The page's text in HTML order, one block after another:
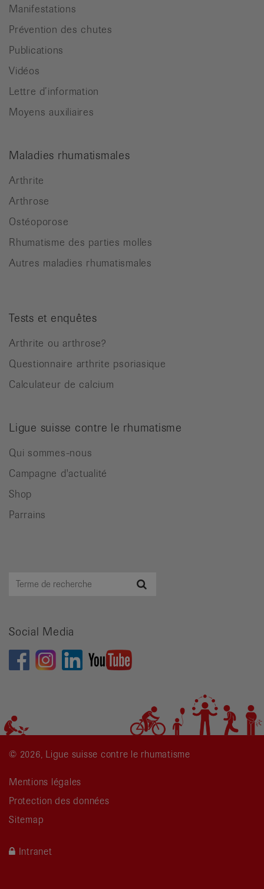
Manifestations
Prévention des chutes
Publications
Vidéos
Lettre d’information
Moyens auxiliaires
Maladies rhumatismales
Arthrite
Arthrose
Ostéoporose
Rhumatisme des parties molles
Autres maladies rhumatismales
Tests et enquêtes
Arthrite ou arthrose?
Questionnaire arthrite psoriasique
Calculateur de calcium
Ligue suisse contre le rhumatisme
Qui sommes-nous
Campagne d'actualité
Shop
Parrains
Terme
Social Media
© 2026, Ligue suisse contre le rhumatisme
Mentions légales
Protection des données
Sitemap
Intranet